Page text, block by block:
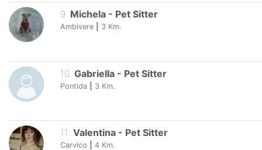
9. Michela - Pet Sitter
Ambivere 3 Km.
10. Gabriella - Pet Sitter
Pontida 3 Km.
11 Valentina - Pet Sitter
Carvico 4 Km.